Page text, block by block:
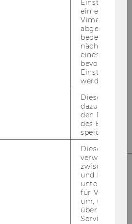
MEDIA KANÄLE
ein
Vimeo-Video
abgespielt
bedeutet,
nächsten
eines Vimeo-
bevorzugten
werden.
Dieser
dazu
den
des
speichern.
Dieses
verwendet,
zwischen
und Bots zu
für Vimeo
um, um
über die
Service zu